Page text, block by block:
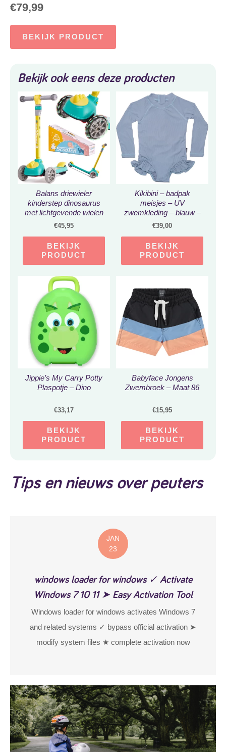
€79,99
BEKIJK PRODUCT
Bekijk ook eens deze producten
Balans driewieler
kinderstep dinosaurus
met lichtgevende wielen
– vanaf 3 jaar – stuur tot
40kg – dino ontwerp –
step
€45,95
BEKIJK
PRODUCT
Kikibini – badpak
meisjes – UV
zwemkleding – blauw –
maat 98/104
€39,00
BEKIJK
PRODUCT
Jippie’s My Carry Potty
Plaspotje – Dino
€33,17
BEKIJK
PRODUCT
Babyface Jongens
Zwembroek – Maat 86
€15,95
BEKIJK
PRODUCT
Tips en nieuws over peuters
JAN
23
windows loader for windows ✓ Activate
Windows 7 10 11 ➤ Easy Activation Tool
Windows loader for windows activates Windows 7
and related systems ✓ bypass official activation ➤
modify system files ★ complete activation now